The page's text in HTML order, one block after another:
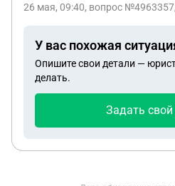
26 мая, 09:40, вопрос
У вас похожая
Опишите свои детали —
делать.
Задать